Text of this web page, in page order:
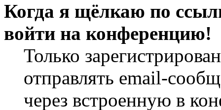
Когда я щёлкаю по
войти на конференцию!
Только
отправлять email-
через встроенную в